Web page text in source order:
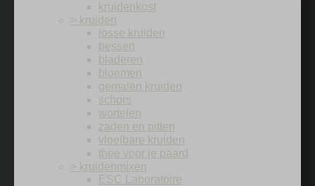
kruidenkost
> kruiden
losse kruiden
bessen
bladeren
bloemen
gemalen kruiden
schors
wortelen
zaden en pitten
vloeibare kruiden
thee voor je paard
> kruidenmixen
ESC Laboratoire